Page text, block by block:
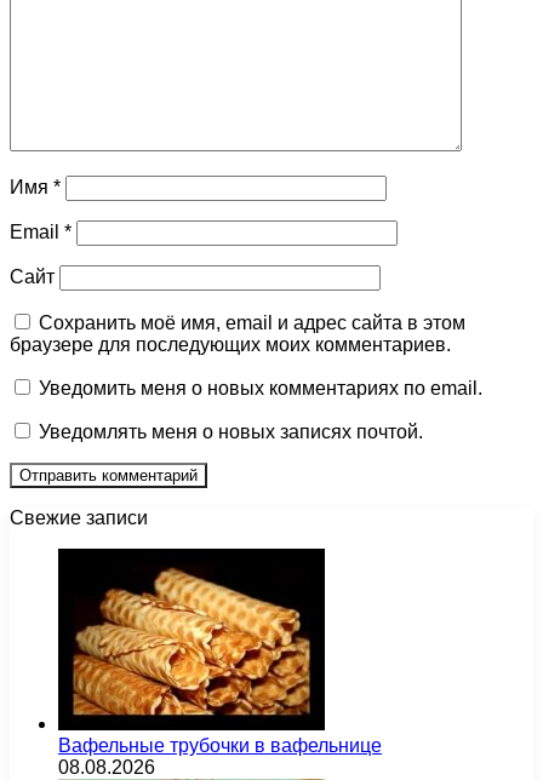
Имя *
Email *
Сайт
Сохранить моё имя, email и адрес сайта в этом
браузере для последующих моих комментариев.
Уведомить меня о новых комментариях по email.
Уведомлять меня о новых записях почтой.
Свежие записи
Вафельные трубочки в вафельнице
08.08.2026